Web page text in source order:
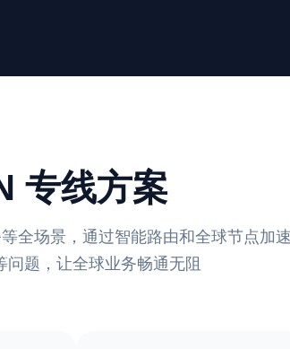
专线方案
全场景，通过智能路由和全球节点加速
题，让全球业务畅通无阻